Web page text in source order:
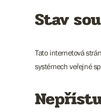
Stav
Tato internetová
systémech veřejné